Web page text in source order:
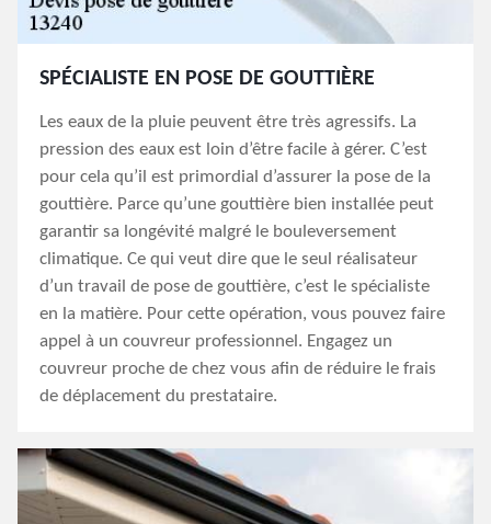
SPÉCIALISTE EN POSE DE GOUTTIÈRE
Les eaux de la pluie peuvent être très agressifs. La
pression des eaux est loin d’être facile à gérer. C’est
pour cela qu’il est primordial d’assurer la pose de la
gouttière. Parce qu’une gouttière bien installée peut
garantir sa longévité malgré le bouleversement
climatique. Ce qui veut dire que le seul réalisateur
d’un travail de pose de gouttière, c’est le spécialiste
en la matière. Pour cette opération, vous pouvez faire
appel à un couvreur professionnel. Engagez un
couvreur proche de chez vous afin de réduire le frais
de déplacement du prestataire.